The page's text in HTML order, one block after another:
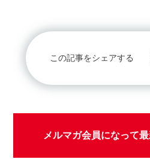
この記事をシェアする
メルマガ会員になって